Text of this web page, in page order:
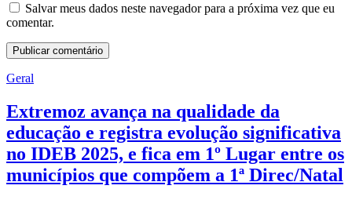
Salvar meus dados neste navegador para a próxima vez que eu
comentar.
Geral
Extremoz avança na qualidade da
educação e registra evolução significativa
no IDEB 2025, e fica em 1º Lugar entre os
municípios que compõem a 1ª Direc/Natal